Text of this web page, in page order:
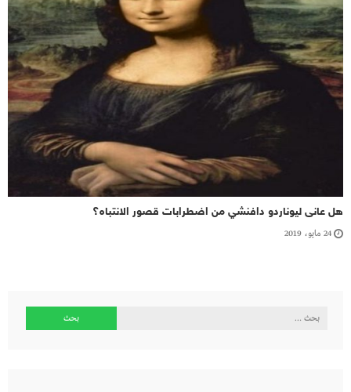
هل عانى ليوناردو دافنشي من اضطرابات قصور الانتباه؟
24 مايو، 2019
البحث